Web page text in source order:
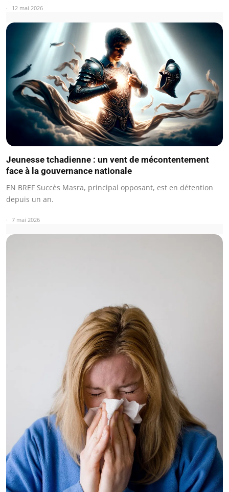
12 mai 2026
Jeunesse tchadienne : un vent de mécontentement
face à la gouvernance nationale
EN BREF Succès Masra, principal opposant, est en détention
depuis un an.
7 mai 2026